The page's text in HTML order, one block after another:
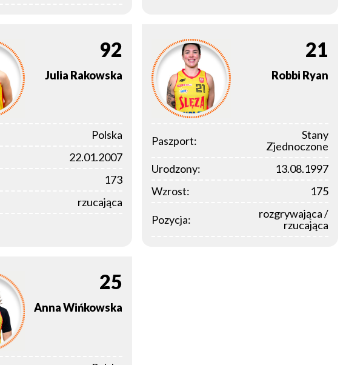
92
Julia Rakowska
Polska
22.01.2007
173
rzucająca
21
Robbi Ryan
Paszport:
Stany
Zjednoczone
Urodzony:
13.08.1997
Wzrost:
175
Pozycja:
rozgrywająca /
rzucająca
25
AnnaWińkowska